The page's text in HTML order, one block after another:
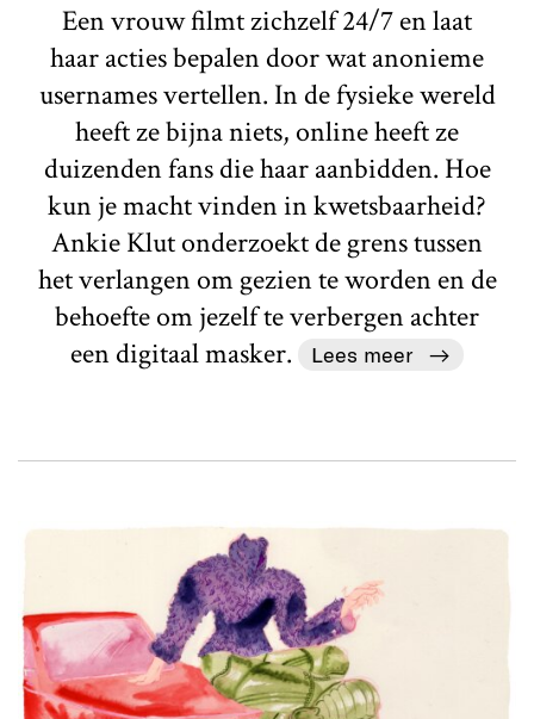
Een vrouw filmt zichzelf 24/7 en laat
haar acties bepalen door wat anonieme
usernames vertellen. In de fysieke wereld
heeft ze bijna niets, online heeft ze
duizenden fans die haar aanbidden. Hoe
kun je macht vinden in kwetsbaarheid?
Ankie Klut onderzoekt de grens tussen
het verlangen om gezien te worden en de
behoefte om jezelf te verbergen achter
een digitaal masker.
Lees meer